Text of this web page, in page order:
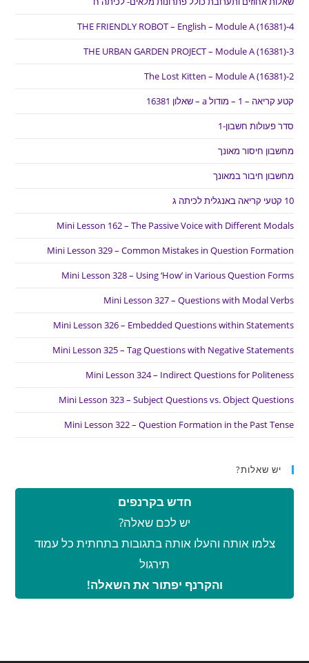
THE FRIENDLY ROBOT – English – Module A (16381)-4
THE URBAN GARDEN PROJECT – Module A (16381)-3
The Lost Kitten – Module A (16381)-2
קטע קריאה – 1 – מודול a – שאלון 16381
סדר פעולות חשבון-1
מחשבון חיסור מאונך
מחשבון חיבור במאונך
10 קטעי קריאה באנגלית לכיתה ג
Mini Lesson 162 – The Passive Voice with Different Modals
Mini Lesson 329 – Common Mistakes in Question Formation
Mini Lesson 328 – Using ‘How’ in Various Question Forms
Mini Lesson 327 – Questions with Modal Verbs
Mini Lesson 326 – Embedded Questions within Statements
Mini Lesson 325 – Tag Questions with Negative Statements
Mini Lesson 324 – Indirect Questions for Politeness
Mini Lesson 323 – Subject Questions vs. Object Questions
Mini Lesson 322 – Question Formation in the Past Tense
יש שאלות?
חדש בקרנפים
יש לכם שאלה?
צלמו אותה והעלו אותה בתגובות בתחתית כל עמוד
תירגול
והקרנף יפתור את השאלה!